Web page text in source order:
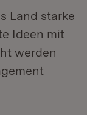
Land starke
Ideen mit
werden